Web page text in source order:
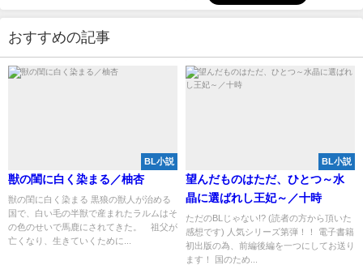
おすすめの記事
BL小説
獣の閨に白く染まる／柚杏
獣の閨に白く染まる 黒狼の獣人が治める
国で、白い毛の半獣で産まれたラルムはそ
の色のせいで馬鹿にされてきた。 祖父が
亡くなり、生きていくために...
BL小説
望んだものはただ、ひとつ～水
晶に選ばれし王妃～／十時
ただのBLじゃない!? (読者の方から頂いた
感想です) 人気シリーズ第弾！！ 電子書籍
初出版の為、前編後編を一つにしてお送り
ます！ 国のため...